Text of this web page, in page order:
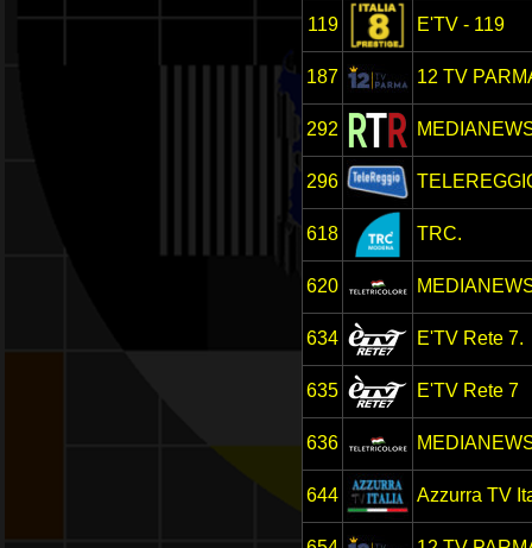
119 E'TV - 119
187 12 TV
292
296
618 TRC.
620
634 E'TV Rete 7.
635 E'TV Rete 7
636
644 Azzurra TV